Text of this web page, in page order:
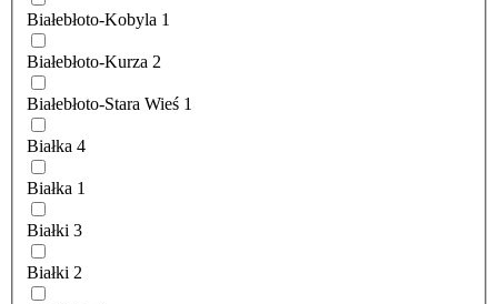
Białebłoto-Kobyla 1
Białebłoto-Kurza 2
Białebłoto-Stara Wieś 1
Białka 4
Białka 1
Białki 3
Białki 2